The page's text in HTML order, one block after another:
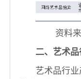
资料
二、艺术
艺术品行